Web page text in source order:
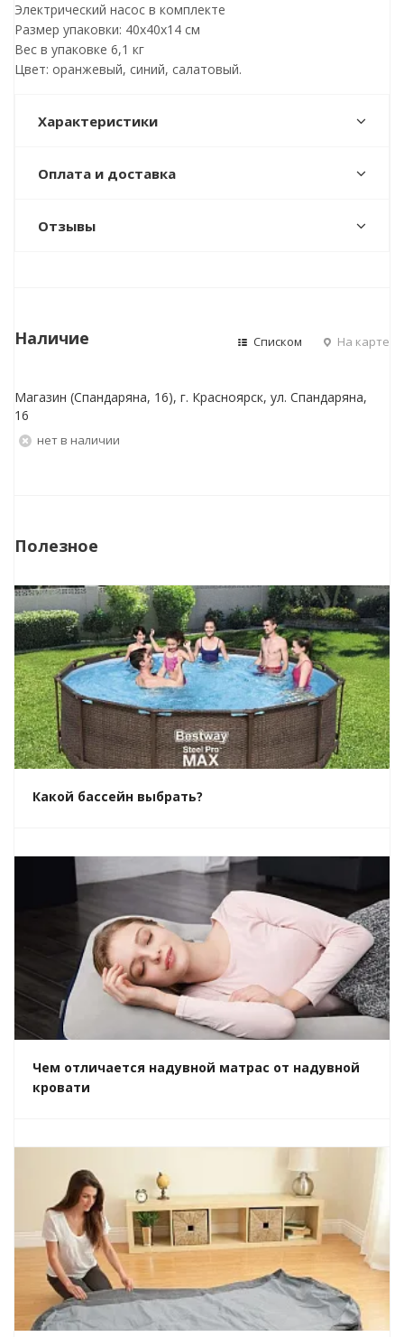
Электрический насос в комплекте
Размер упаковки: 40х40х14 см
Вес в упаковке 6,1 кг
Цвет: оранжевый, синий, салатовый.
Характеристики
Оплата и доставка
Отзывы
Наличие Списком На карте
Магазин (Спандаряна, 16), г. Красноярск, ул. Спандаряна,
16
Нет в наличии
Полезное
Какой бассейн выбрать?
Чем отличается надувной матрас от надувной
кровати